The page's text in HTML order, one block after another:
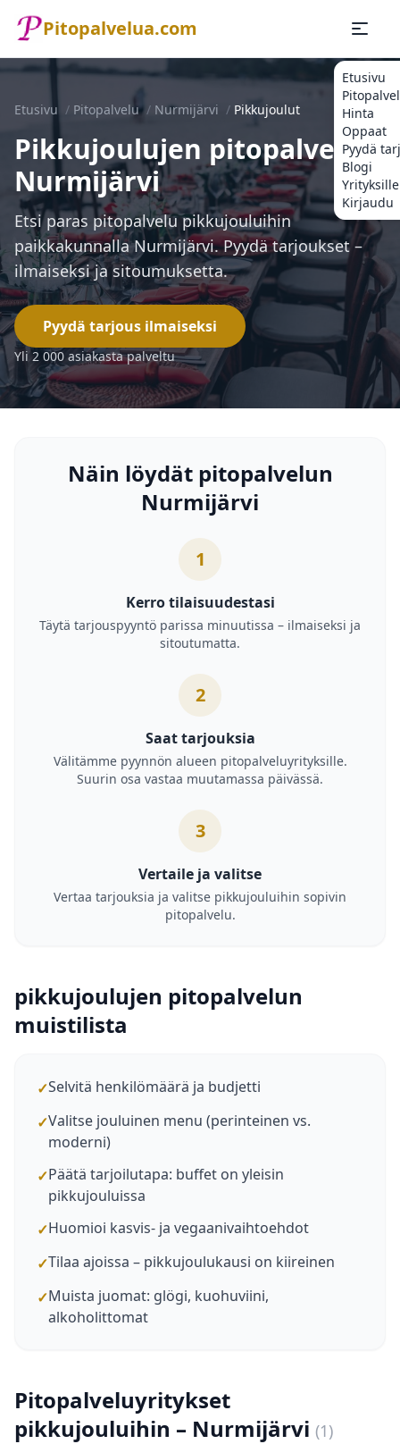
Pitopalvelua.com
Etusivu
Hinta
Oppaat
Pyydä
Blogi
Yrityksille
Kirjaudu
Etusivu / Pitopalvelu / Nurmijärvi / Pikkujoulut
Pikkujoulujen pitopalvelu
Nurmijärvi
Etsi paras pitopalvelu pikkujouluihin
paikkakunnalla Nurmijärvi. Pyydä tarjoukset –
ilmaiseksi ja sitoumuksetta.
Pyydä tarjous ilmaiseksi
Yli 2 000 asiakasta palveltu
Näin löydät pitopalvelun
Nurmijärvi
1
Kerro tilaisuudestasi
Täytä tarjouspyyntö parissa minuutissa – ilmaiseksi ja
sitoutumatta.
2
Saat tarjouksia
Välitämme pyynnön alueen pitopalveluyrityksille.
Suurin osa vastaa muutamassa päivässä.
3
Vertaile ja valitse
Vertaa tarjouksia ja valitse pikkujouluihin sopivin
pitopalvelu.
pikkujoulujen pitopalvelun
muistilista
✓Selvitä henkilömäärä ja budjetti
✓Valitse jouluinen menu (perinteinen vs.
moderni)
✓Päätä tarjoilutapa: buffet on yleisin
pikkujouluissa
✓Huomioi kasvis- ja vegaanivaihtoehdot
✓Tilaa ajoissa – pikkujoulukausi on kiireinen
✓Muista juomat: glögi, kuohuviini,
alkoholittomat
Pitopalveluyritykset
pikkujouluihin – Nurmijärvi (1)